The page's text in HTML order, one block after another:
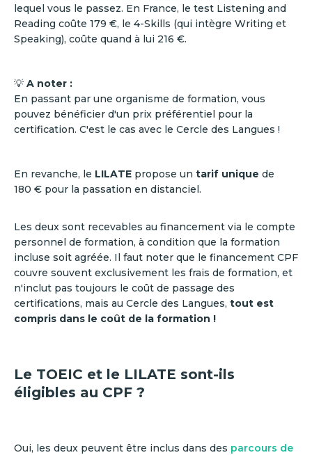
lequel vous le passez. En France, le test Listening and
Reading coûte 179 €, le 4-Skills (qui intègre Writing et
Speaking), coûte quand à lui 216 €.
💡 A noter :
En passant par une organisme de formation, vous
pouvez bénéficier d'un prix préférentiel pour la
certification. C'est le cas avec le Cercle des Langues !
En revanche, le LILATE propose un tarif unique de
180 € pour la passation en distanciel.
Les deux sont recevables au financement via le compte
personnel de formation, à condition que la formation
incluse soit agréée. Il faut noter que le financement CPF
couvre souvent exclusivement les frais de formation, et
n'inclut pas toujours le coût de passage des
certifications, mais au Cercle des Langues, tout est
compris dans le coût de la formation !
Le TOEIC et le LILATE sont-ils
éligibles au CPF ?
Oui, les deux peuvent être inclus dans des parcours de